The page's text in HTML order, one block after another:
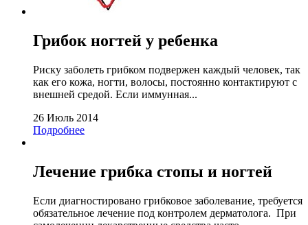
Грибок ногтей у ребенка
Риску заболеть грибком подвержен каждый человек, так
как его кожа, ногти, волосы, постоянно контактируют с
внешней средой. Если иммунная...
26 Июль 2014
Подробнее
Лечение грибка стопы и ногтей
Если диагностировано грибковое заболевание, требуется
обязательное лечение под контролем дерматолога. При